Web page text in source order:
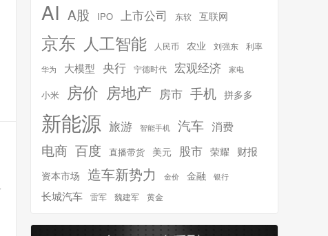
AI A股 IPO 上市公司 东软 互联网
京东 人工智能 人民币 农业 刘强东 利率
华为 大模型 央行 宁德时代 宏观经济 家电
小米 房价 房地产 房市 手机 拼多多
新能源 旅游 智能手机 汽车 消费
电商 百度 直播带货 美元 股市 荣耀 财报
资本市场 造车新势力 金价 金融 银行
长城汽车 雷军 魏建军 黄金